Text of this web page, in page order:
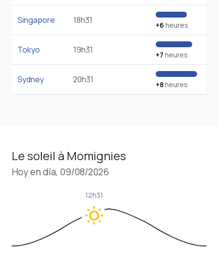
Singapore 18h31 +6 heures
Tokyo 19h31 +7 heures
Sydney 20h31 +8heures
Le soleil à Momignies
Hoy en día, 09/08/2026
wb_sunny
12h31